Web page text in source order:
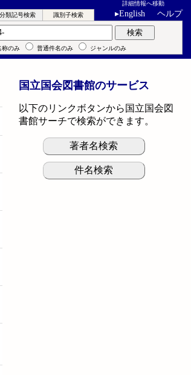
詳細情報へ移動
▸English ヘルプ
分類記号検索 識別子検索
検索
称のみ 普通件名のみ ジャンルのみ
国立国会図書館のサービス
以下のリンクボタンから国立国会図
書館サーチで検索ができます。
著者名検索
件名検索